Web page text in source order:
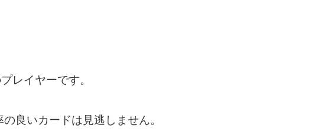
レイヤーです。
良いカードは見逃しません。